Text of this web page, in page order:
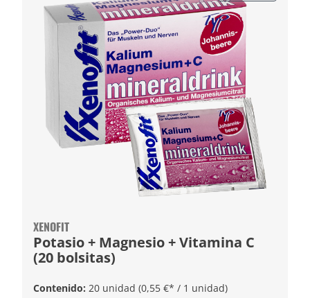
XENOFIT
Potasio + Magnesio + Vitamina C
(20 bolsitas)
Contenido: 20 unidad (0,55 €* / 1 unidad)